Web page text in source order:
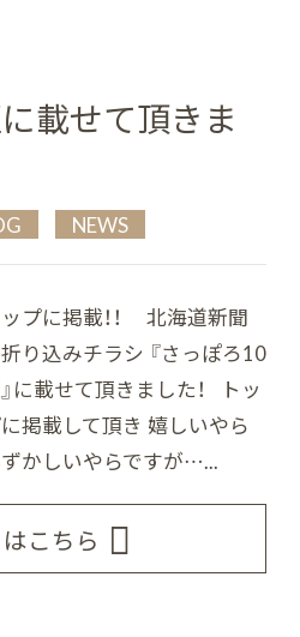
載せて頂きま
NEWS
ップに掲載！！ 北海道新聞
り込みチラシ 『さっぽろ10
に載せて頂きました！ トッ
掲載して頂き 嬉しいやら
かしいやらですが…...
こちら